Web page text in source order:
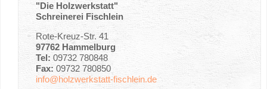
"Die Holzwerkstatt"
Schreinerei Fischlein
Rote-Kreuz-Str. 41
97762 Hammelburg
Tel: 09732 780848
Fax: 09732 780850
info@holzwerkstatt-fischlein.de